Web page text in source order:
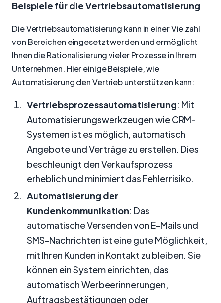
Beispiele für die Vertriebsautomatisierung
Die Vertriebsautomatisierung kann in einer Vielzahl
von Bereichen eingesetzt werden und ermöglicht
Ihnen die Rationalisierung vieler Prozesse in Ihrem
Unternehmen. Hier einige Beispiele, wie
Automatisierung den Vertrieb unterstützen kann:
Vertriebsprozessautomatisierung: Mit
Automatisierungswerkzeugen wie CRM-
Systemen ist es möglich, automatisch
Angebote und Verträge zu erstellen. Dies
beschleunigt den Verkaufsprozess
erheblich und minimiert das Fehlerrisiko.
Automatisierung der
Kundenkommunikation: Das
automatische Versenden von E-Mails und
SMS-Nachrichten ist eine gute Möglichkeit,
mit Ihren Kunden in Kontakt zu bleiben. Sie
können ein System einrichten, das
automatisch Werbeerinnerungen,
Auftragsbestätigungen oder